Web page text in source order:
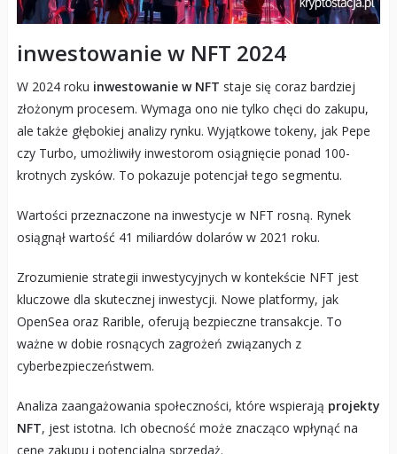
inwestowanie w NFT 2024
W 2024 roku inwestowanie w NFT staje się coraz bardziej
złożonym procesem. Wymaga ono nie tylko chęci do zakupu,
ale także głębokiej analizy rynku. Wyjątkowe tokeny, jak Pepe
czy Turbo, umożliwiły inwestorom osiągnięcie ponad 100-
krotnych zysków. To pokazuje potencjał tego segmentu.
Wartości przeznaczone na inwestycje w NFT rosną. Rynek
osiągnął wartość 41 miliardów dolarów w 2021 roku.
Zrozumienie strategii inwestycyjnych w kontekście NFT jest
kluczowe dla skutecznej inwestycji. Nowe platformy, jak
OpenSea oraz Rarible, oferują bezpieczne transakcje. To
ważne w dobie rosnących zagrożeń związanych z
cyberbezpieczeństwem.
Analiza zaangażowania społeczności, które wspierają projekty
NFT, jest istotna. Ich obecność może znacząco wpłynąć na
cenę zakupu i potencjalną sprzedaż.